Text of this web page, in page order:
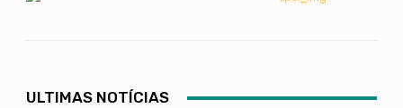
ULTIMAS NOTÍCIAS